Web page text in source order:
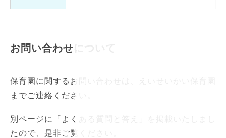
お問い合わせについて
保育園に関するお問い合わせは、えいせいかい保育園
までご連絡ください。
別ページに「よくある質問と答え」を掲載いたしまし
たので、是非ご覧ください。